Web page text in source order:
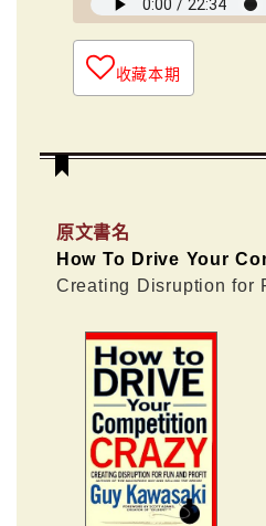
收藏本期
原文書名
How To Drive Your
Creating Disruption for